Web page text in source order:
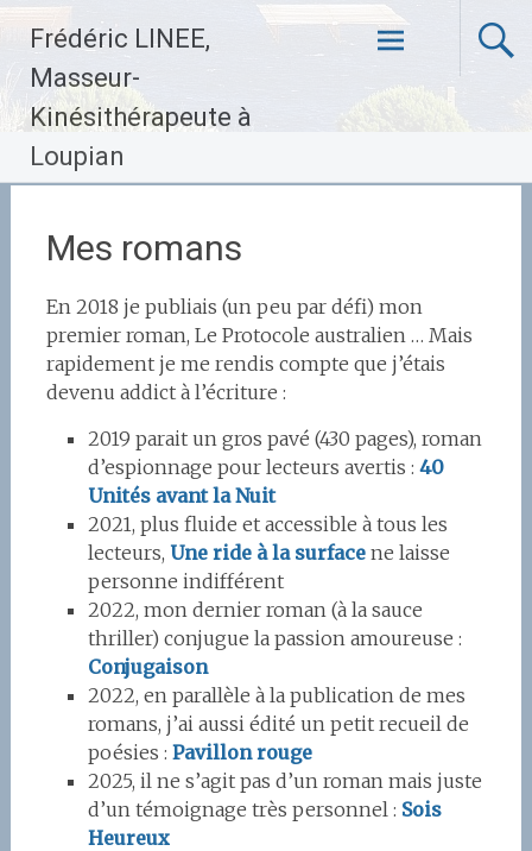
Aller
contenu
principal
Frédéric LINEE,
Masseur-
Kinésithérapeute à
Loupian
Mes romans
En 2018 je publiais (un peu par défi) mon
premier roman, Le Protocole australien … Mais
rapidement je me rendis compte que j’étais
devenu addict à l’écriture :
2019 parait un gros pavé (430 pages), roman
d’espionnage pour lecteurs avertis : 40
Unités avant la Nuit
2021, plus fluide et accessible à tous les
lecteurs, Une ride à la surfacene laisse
personne indifférent
2022, mon dernier roman (à la sauce
thriller) conjugue la passion amoureuse :
Conjugaison
2022, en parallèle à la publication de mes
romans, j’ai aussi édité un petit recueil de
poésies : Pavillon rouge
2025, il ne s’agit pas d’un roman mais juste
d’un témoignage très personnel : Sois
Heureux